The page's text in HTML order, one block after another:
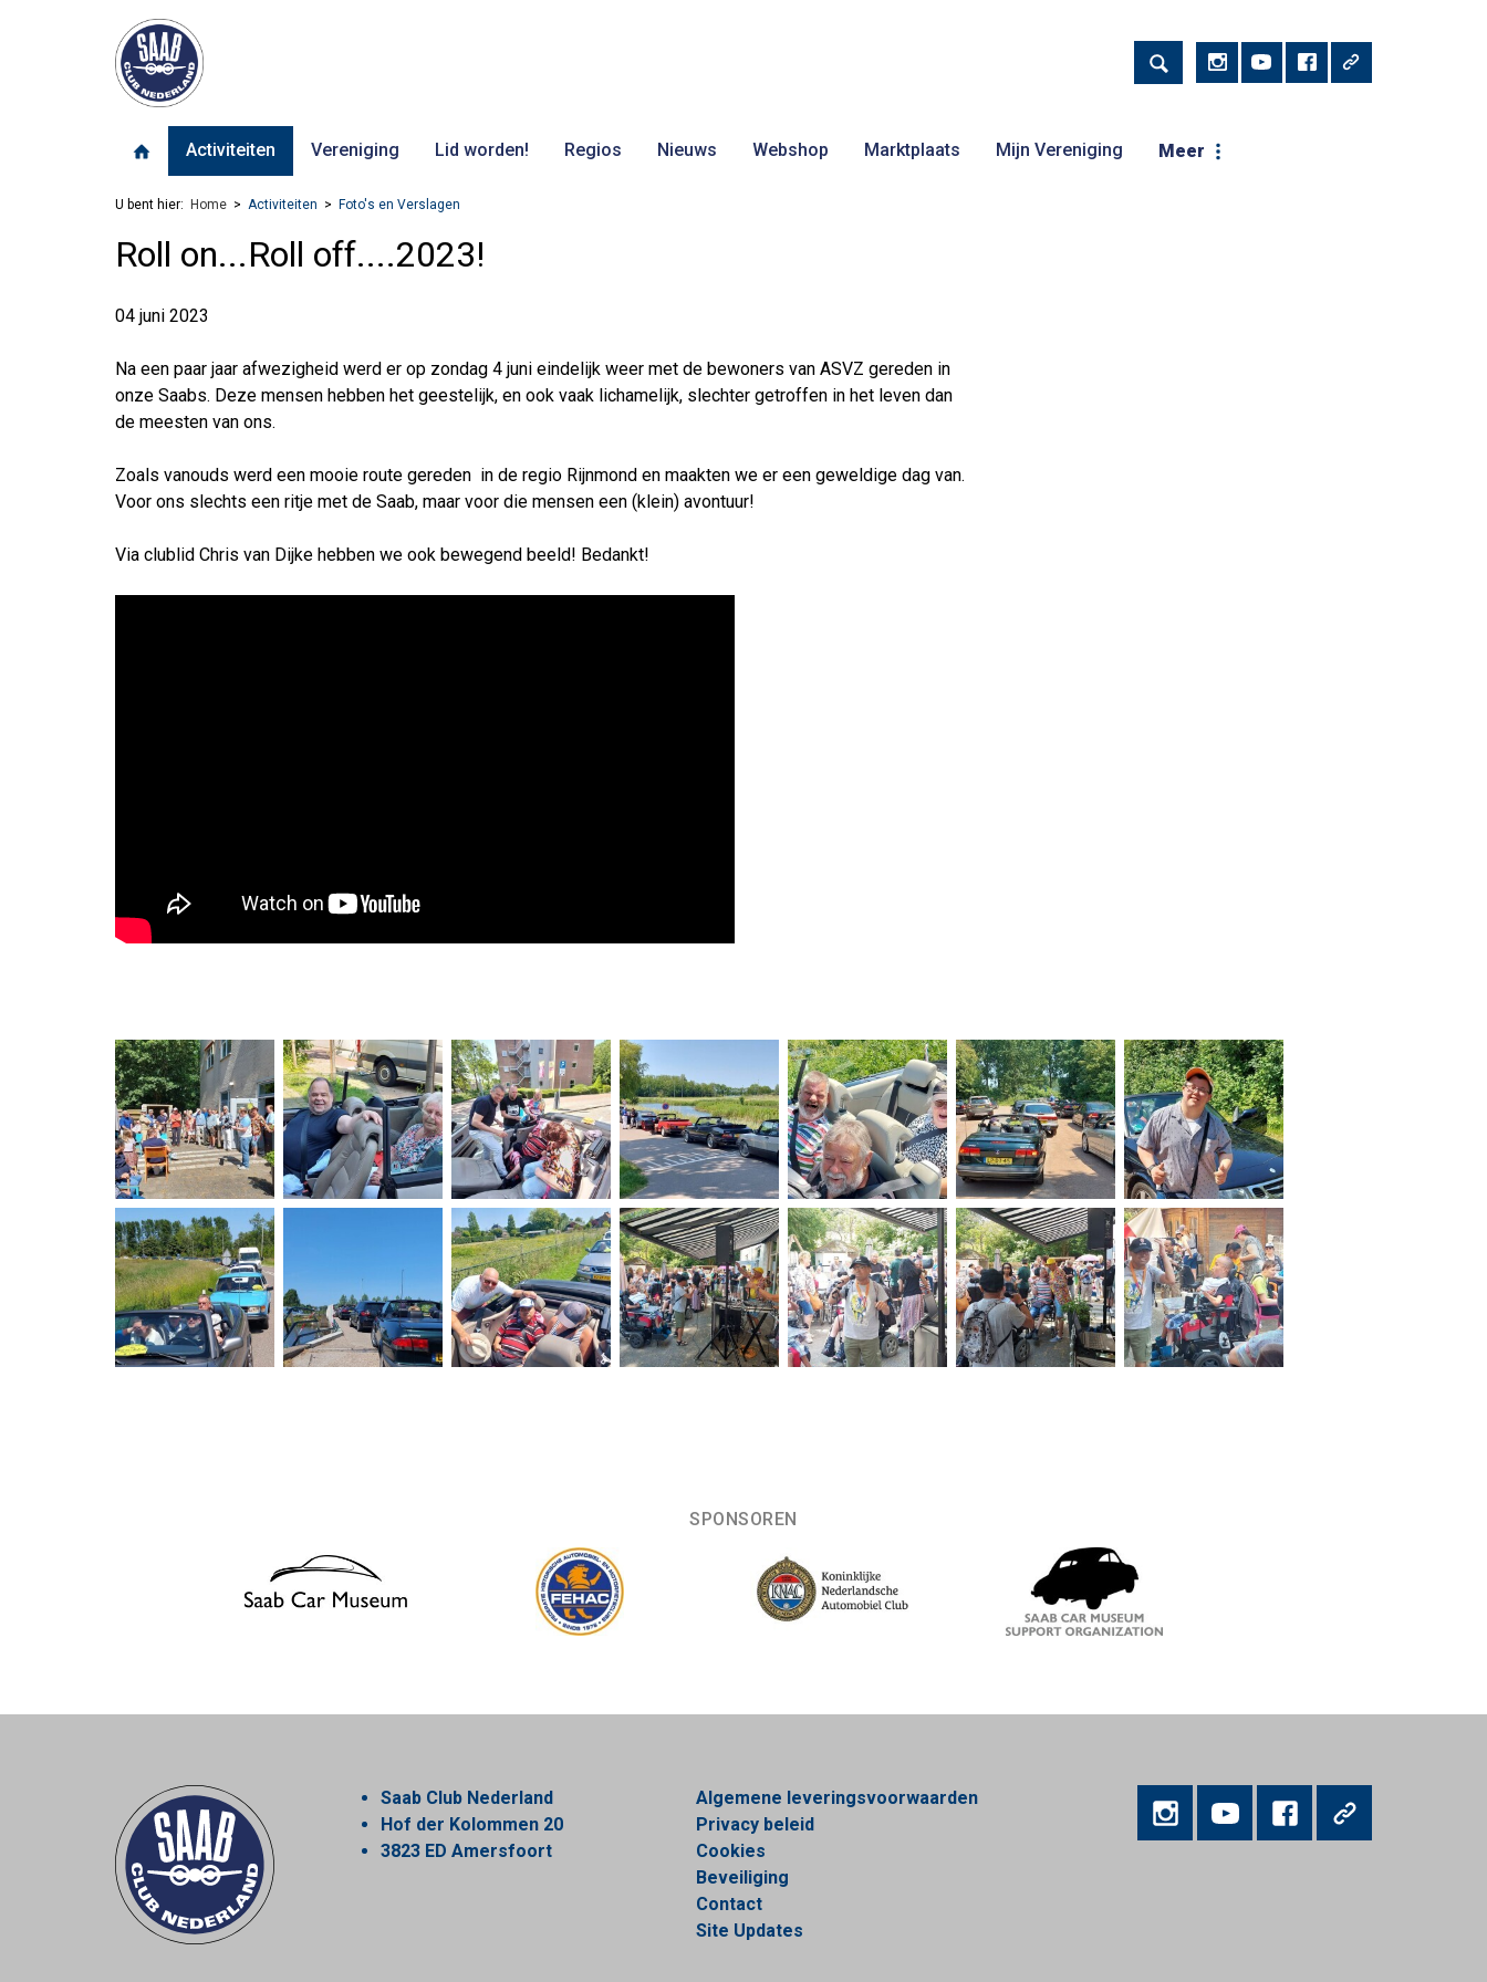
Activiteiten Vereniging Lid worden! Regios Nieuws Webshop Marktplaats Mijn Vereniging Meer
U bent hier: Home Activiteiten Foto's en Verslagen
Roll on...Roll off....2023!
04 juni 2023
Na een paar jaar afwezigheid werd er op zondag 4 juni eindelijk weer met de bewoners van ASVZ gereden in
onze Saabs. Deze mensen hebben het geestelijk, en ook vaak lichamelijk, slechter getroffen in het leven dan
de meesten van ons.
Zoals vanouds werd een mooie route gereden in de regio Rijnmond en maakten we er een geweldige dag van.
Voor ons slechts een ritje met de Saab, maar voor die mensen een (klein) avontuur!
Via clublid Chris van Dijke hebben we ook bewegend beeld! Bedankt!
SPONSOREN
Saab Club Nederland
Hof der Kolommen 20
3823 ED Amersfoort
Algemene leveringsvoorwaarden
Privacy beleid
Cookies
Beveiliging
Contact
Site Updates